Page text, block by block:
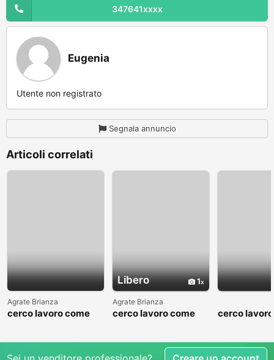
347641xxxx
Eugenia
Utente non registrato
Segnala annuncio
Articoli correlati
Agrate Brianza
cerco lavoro come
Libero 1
Agrate Brianza
cerco lavoro come
cerco